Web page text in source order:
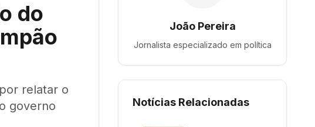
do
relatar o
governo
João Pereira
Jornalista especializado em política
Notícias Relacionadas